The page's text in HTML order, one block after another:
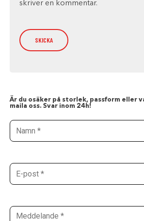
skriver en kommentar.
Är du osäker på storlek, passform eller
maila oss. Svar inom 24h!